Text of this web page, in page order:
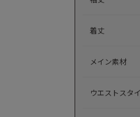
着丈
メイン素材
ウエストスタ